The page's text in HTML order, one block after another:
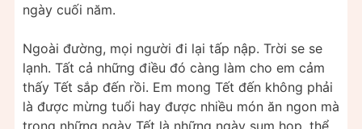
ngày cuối năm.
Ngoài đường, mọi người đi lại tấp nập. Trời se se
lạnh. Tất cả những điều đó càng làm cho em cảm
thấy Tết sắp đến rồi. Em mong Tết đến không phải
là được mừng tuổi hay được nhiều món ăn ngon mà
trong những ngày Tết là những ngày sum họp, thể